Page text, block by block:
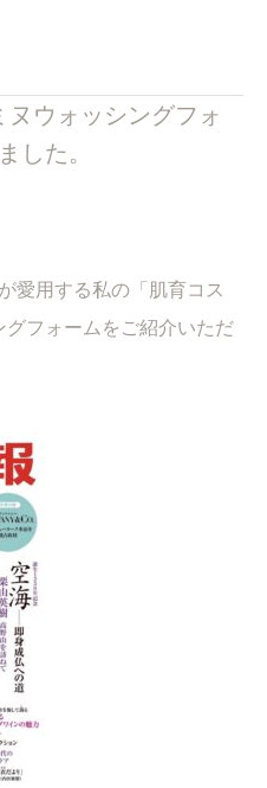
ウォッシングフォ
した。
愛用する私の「肌育コス
グフォームをご紹介いただ